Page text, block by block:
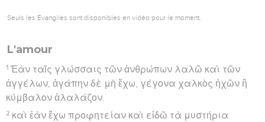
Seuls les Évangiles sont disponibles en vidéo pour le moment.
L'amour
1 Ἐὰν ταῖς γλώσσαις τῶν ἀνθρώπων λαλῶ καὶ τῶν
ἀγγέλων, ἀγάπην δὲ μὴ ἔχω, γέγονα χαλκὸς ἠχῶν ἢ
κύμβαλον ἀλαλάζον.
2 καὶ ἐὰν ἔχω προφητείαν καὶ εἰδῶ τὰ μυστήρια